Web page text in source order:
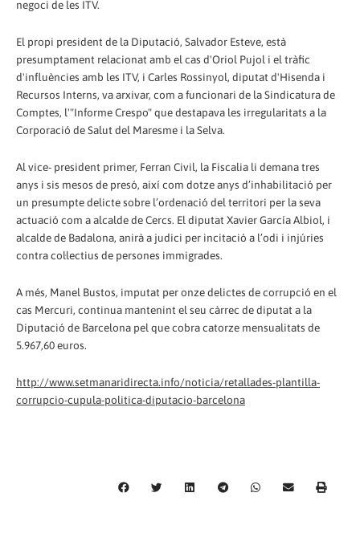
negoci de les ITV.
El propi president de la Diputació, Salvador Esteve, està
presumptament relacionat amb el cas d'Oriol Pujol i el tràfic
d'influències amb les ITV, i Carles Rossinyol, diputat d'Hisenda i
Recursos Interns, va arxivar, com a funcionari de la Sindicatura de
Comptes, l'"Informe Crespo" que destapava les irregularitats a la
Corporació de Salut del Maresme i la Selva.
Al vice- president primer, Ferran Civil, la Fiscalia li demana tres
anys i sis mesos de presó, així com dotze anys d’inhabilitació per
un presumpte delicte sobre l’ordenació del territori per la seva
actuació com a alcalde de Cercs. El diputat Xavier García Albiol, i
alcalde de Badalona, anirà a judici per incitació a l’odi i injúries
contra col·lectius de persones immigrades.
A més, Manel Bustos, imputat per onze delictes de corrupció en el
cas Mercuri, continua mantenint el seu càrrec de diputat a la
Diputació de Barcelona pel que cobra catorze mensualitats de
5.967,60 euros.
http://www.setmanaridirecta.info/noticia/retallades-plantilla-
corrupcio-cupula-politica-diputacio-barcelona